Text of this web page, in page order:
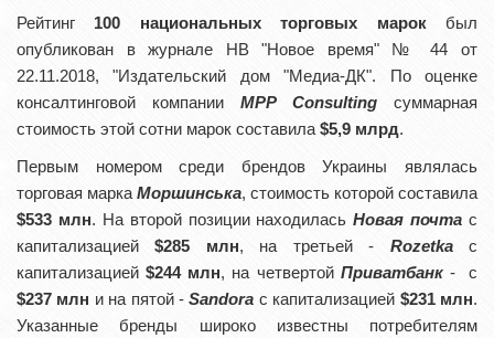
Рейтинг 100 национальных торговых марокбыл
опубликован в журнале НВ "Новое время" № 44 от
22.11.2018, "Издательский дом "Медиа-ДК". По оценке
консалтинговой компании MPP Consulting суммарная
стоимость этой сотни марок составила $5,9 млрд.
Первым номером среди брендов Украины являлась
торговая марка Моршинська, стоимость которой составила
$533 млн. На второй позиции находиласьНовая почта с
капитализацией$285 млн, на третьей - Rozetkaс
капитализацией$244 млн, на четвертой Приватбанк- с
$237 млн и на пятой -Sandora с капитализацией $231 млн.
Указанные бренды широко известны потребителям